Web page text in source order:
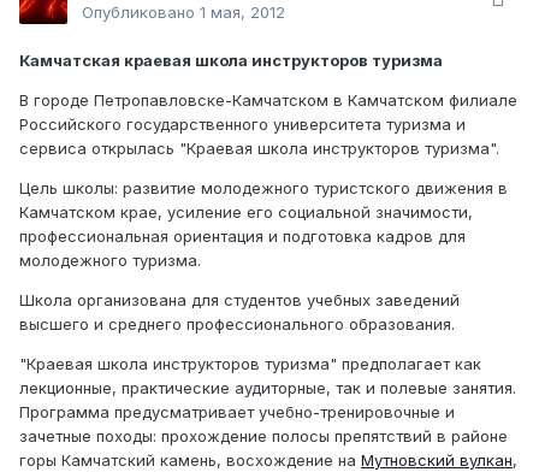
Опубликовано 1 мая, 2012
Камчатская краевая школа инструкторов туризма
В городе Петропавловске-Камчатском в Камчатском филиале
Российского государственного университета туризма и
сервиса открылась "Краевая школа инструкторов туризма".
Цель школы: развитие молодежного туристского движения в
Камчатском крае, усиление его социальной значимости,
профессиональная ориентация и подготовка кадров для
молодежного туризма.
Школа организована для студентов учебных заведений
высшего и среднего профессионального образования.
"Краевая школа инструкторов туризма" предполагает как
лекционные, практические аудиторные, так и полевые занятия.
Программа предусматривает учебно-тренировочные и
зачетные походы: прохождение полосы препятствий в районе
горы Камчатский камень, восхождение на Мутновский вулкан,